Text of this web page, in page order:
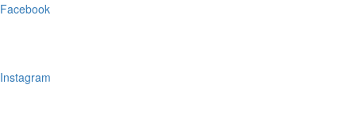
Facebook
Instagram